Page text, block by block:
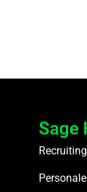
Sage
Recruiting